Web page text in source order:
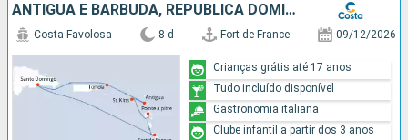
ANTIGUA E BARBUDA, REPUBLICA DOMINICANA
Costa Favolosa 8 d Fort de France 09/12/2026
Crianças grátis até 17 anos
Tudo incluído disponível
Gastronomia italiana
Clube infantil a partir dos 3 anos